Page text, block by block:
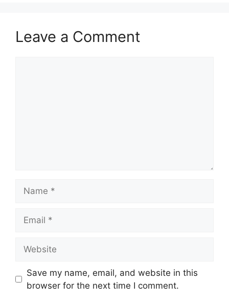
Leave a Comment
Save my name, email, and website in this
browser for the next time I comment.